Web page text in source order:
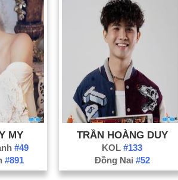
MY
#49
#891
TRẦN HOÀNG DUY
KOL#133
Đồng Nai #52